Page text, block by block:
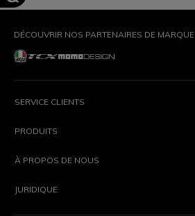
DÉCOUVRIR NOS PARTENAIRES DE MARQUE
SERVICE CLIENTS
PRODUITS
À PROPOS DE NOUS
JURIDIQUE